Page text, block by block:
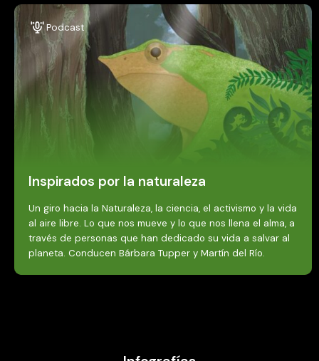
Podcast
Inspirados por la naturaleza
Un giro hacia la Naturaleza, la ciencia, el activismo y la vida
al aire libre. Lo que nos mueve y lo que nos llena el alma, a
través de personas que han dedicado su vida a salvar al
planeta. Conducen Bárbara Tupper y Martín del Río.